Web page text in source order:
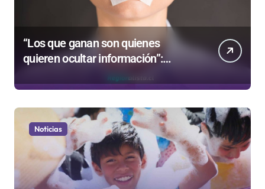
“Los que ganan son quienes
quieren ocultar información”:
Colegio de Periodistas cuestiona la
“Ley Mordaza 2.0”
Noticias